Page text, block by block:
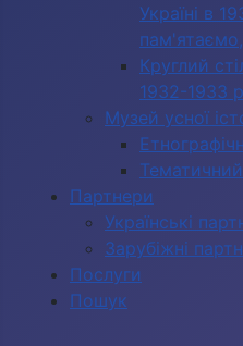
Україні в
Круглий
1932-1933
Музей усної
Партнери
Українські
Зарубіжні
Послуги
Пошук